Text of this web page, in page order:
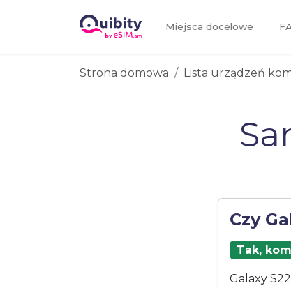
Miejsca docelowe
Strona domowa Lista urządzeń
Czy
Tak,
Galaxy